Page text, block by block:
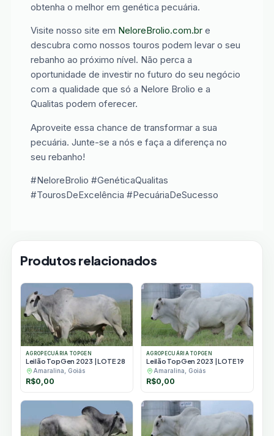
obtenha o melhor em genética pecuária.
Visite nosso site em NeloreBrolio.com.bre
descubra como nossos touros podem levar o seu
rebanho ao próximo nível. Não perca a
oportunidade de investir no futuro do seu negócio
com a qualidade que só a Nelore Brolio e a
Qualitas podem oferecer.
Aproveite essa chance de transformar a sua
pecuária. Junte-se a nós e faça a diferença no
seu rebanho!
#NeloreBrolio #GenéticaQualitas
#TourosDeExcelência #PecuáriaDeSucesso
Produtos relacionados
AGROPECUÁRIA TOPGEN
Leilão TopGen 2023 | LOTE 28
Amaralina, Goiás
R$0,00
AGROPECUÁRIA TOPGEN
Leilão TopGen 2023 | LOTE 19
Amaralina, Goiás
R$0,00